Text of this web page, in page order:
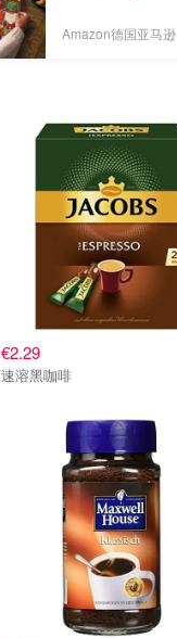
Amazon德国亚马逊
€2.29
速溶黑咖啡